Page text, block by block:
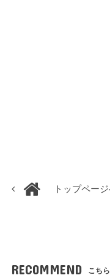
トップペー
RECOMMEND こち